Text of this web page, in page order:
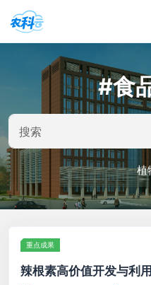
#食
植
重点成果
辣根素高价值开发与利用